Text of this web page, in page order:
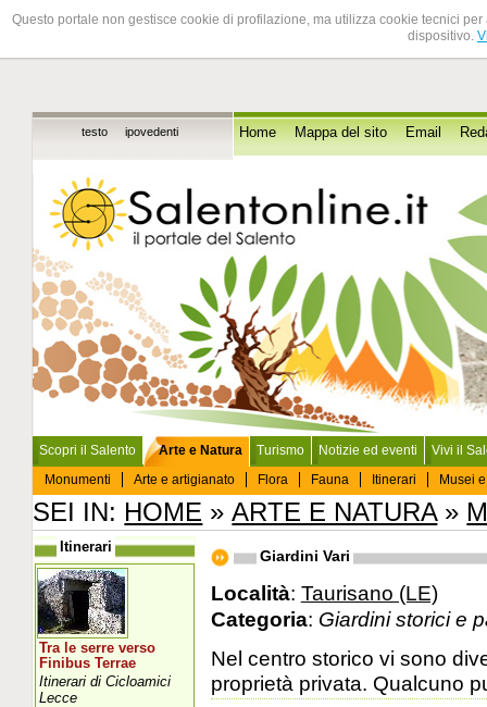
Questo portale non gestisce cookie di profilazione, ma utilizza cookie tecnici
dispositivo.
testo ipovedenti Home Mappa del sito Email
Scopri il Salento
Arte e Natura
Monumenti
Arte e artigianato Flora Fauna Itinerari Musei
Turismo Notizie ed eventi Vivi il
SEI IN: HOME »ARTE E NATURA»
Giardini Vari
Località: Taurisano (LE)
Categoria: Giardini storici e
Nel centro storico vi sono
proprietà privata. Qualcuno
Itinerari
Tra le serre verso
Finibus Terrae
Itinerari di Cicloamici
Lecce